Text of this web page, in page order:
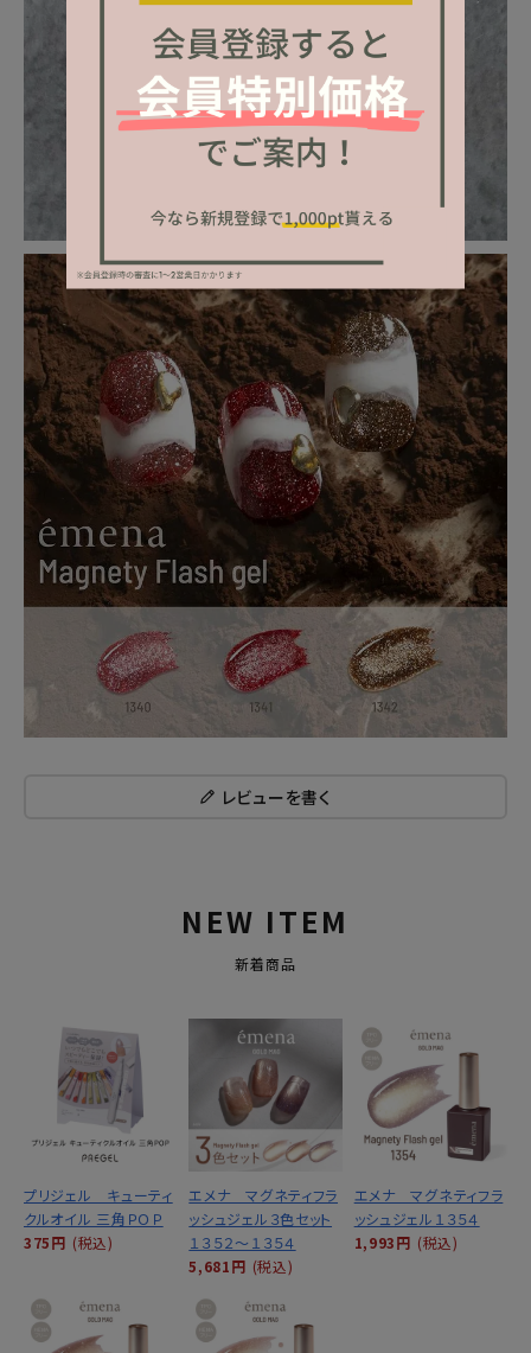
レビューを書く
NEW ITEM
新着商品
プリジェル キューティ
クルオイル 三角ＰＯＰ
375円 (税込)
エメナ マグネティフラ
ッシュジェル３色セット
１３５２～１３５４
5,681円 (税込)
エメナ マグネティフラ
ッシュジェル１３５４
1,993円 (税込)